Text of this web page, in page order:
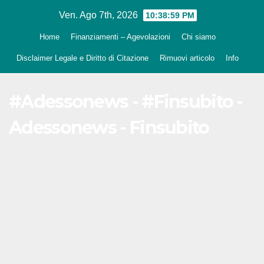
Ven. Ago 7th, 2026 10:39:00 PM
Home Finanziamenti – Agevolazioni Chi siamo
Disclaimer Legale e Diritto di Citazione Rimuovi articolo Info